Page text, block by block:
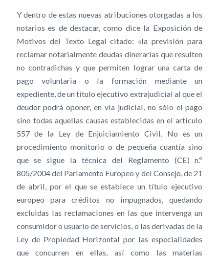
Y dentro de estas nuevas atribuciones otorgadas a los
notarios es de destacar, como dice la Exposición de
Motivos del Texto Legal citado: «la previsión para
reclamar notarialmente deudas dinerarias que resulten
no contradichas y que permiten lograr una carta de
pago voluntaria o la formación mediante un
expediente, de un título ejecutivo extrajudicial al que el
deudor podrá oponer, en vía judicial, no sólo el pago
sino todas aquellas causas establecidas en el artículo
557 de la Ley de Enjuiciamiento Civil. No es un
procedimiento monitorio o de pequeña cuantía sino
que se sigue la técnica del Reglamento (CE) n.º
805/2004 del Parlamento Europeo y del Consejo, de 21
de abril, por el que se establece un título ejecutivo
europeo para créditos no impugnados, quedando
excluidas las reclamaciones en las que intervenga un
consumidor o usuario de servicios, o las derivadas de la
Ley de Propiedad Horizontal por las especialidades
que concurren en ellas, así como las materias